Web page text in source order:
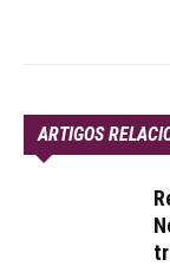
ARTIGOS